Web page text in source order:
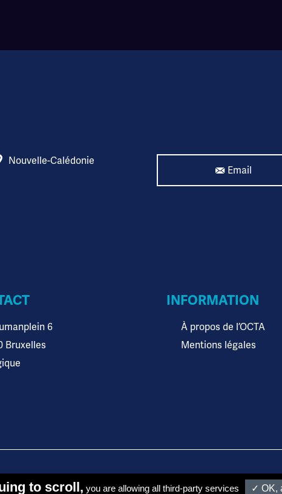
Nouvelle-Calédonie
Email
6
Bruxelles
INFORMATION
À propos de l’OCTA
Mentions légales
et l'Union Européenne
to scroll, you are allowing all third-party services ✓ OK,